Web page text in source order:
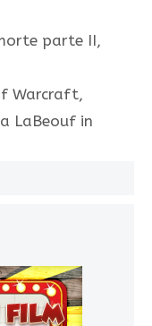
parte II,
Warcraft,
LaBeouf in